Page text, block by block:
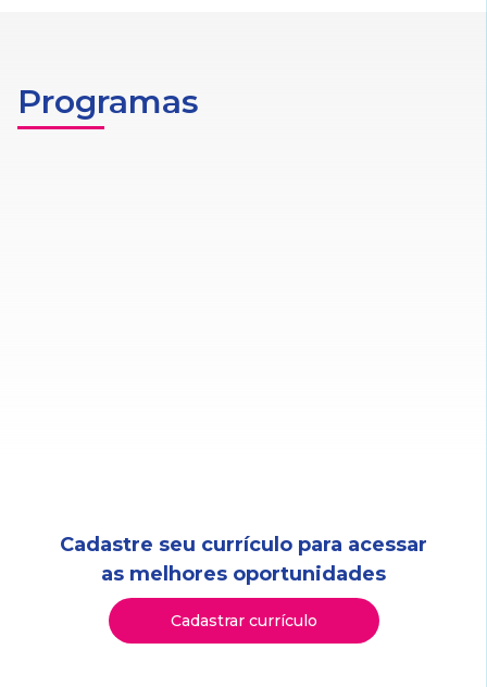
Programas
Cadastre seu currículo para acessar
as melhores oportunidades
Cadastrar currículo